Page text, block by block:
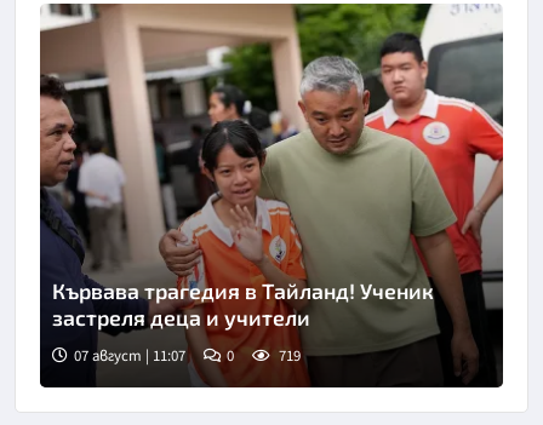
Снимка: БТА
Кървава трагедия в Тайланд! Ученик
застреля деца и учители
07 август | 11:07 0 719